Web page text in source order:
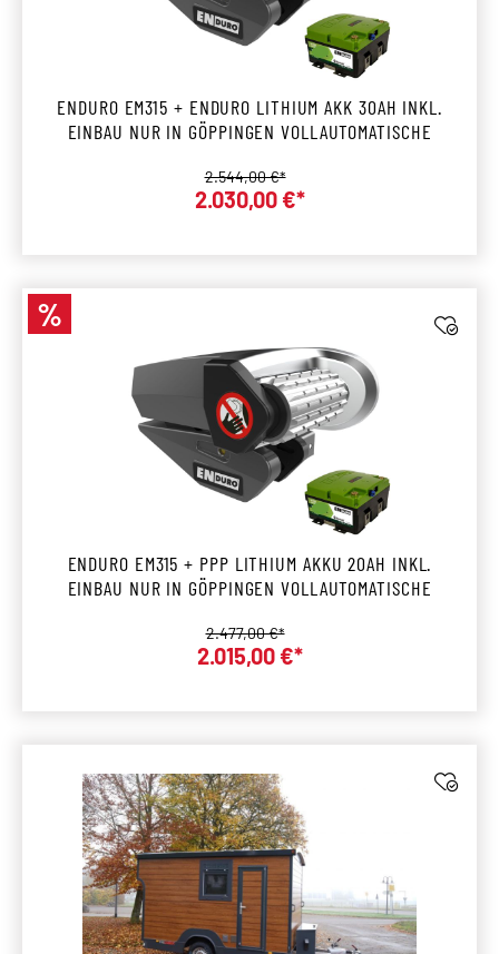
ENDURO EM315 + ENDURO LITHIUM AKK 30AH INKL.
EINBAU NUR IN GÖPPINGEN VOLLAUTOMATISCHE
Verkaufspreis:
2.030,00 €*
Regulärer Preis:
2.544,00 €*
Rabatt
%
ENDURO EM315 + PPP LITHIUM AKKU 20AH INKL.
EINBAU NUR IN GÖPPINGEN VOLLAUTOMATISCHE
Verkaufspreis:
2.015,00 €*
Regulärer Preis:
2.477,00 €*